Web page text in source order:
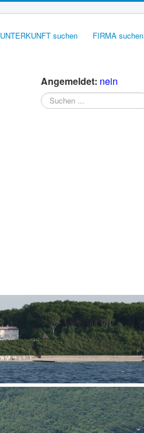
UNTERKUNFT suchen
FIRMA suchen
Angemeldet: nein
Suchen
...